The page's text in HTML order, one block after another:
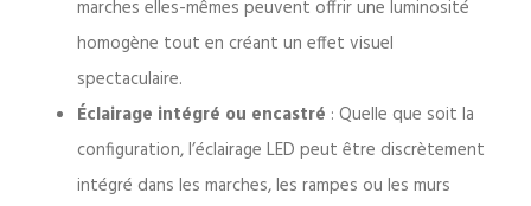
marches elles-mêmes peuvent offrir une luminosité
homogène tout en créant un effet visuel
spectaculaire.
Éclairage intégré ou encastré : Quelle que soit la
configuration, l’éclairage LED peut être discrètement
intégré dans les marches, les rampes ou les murs